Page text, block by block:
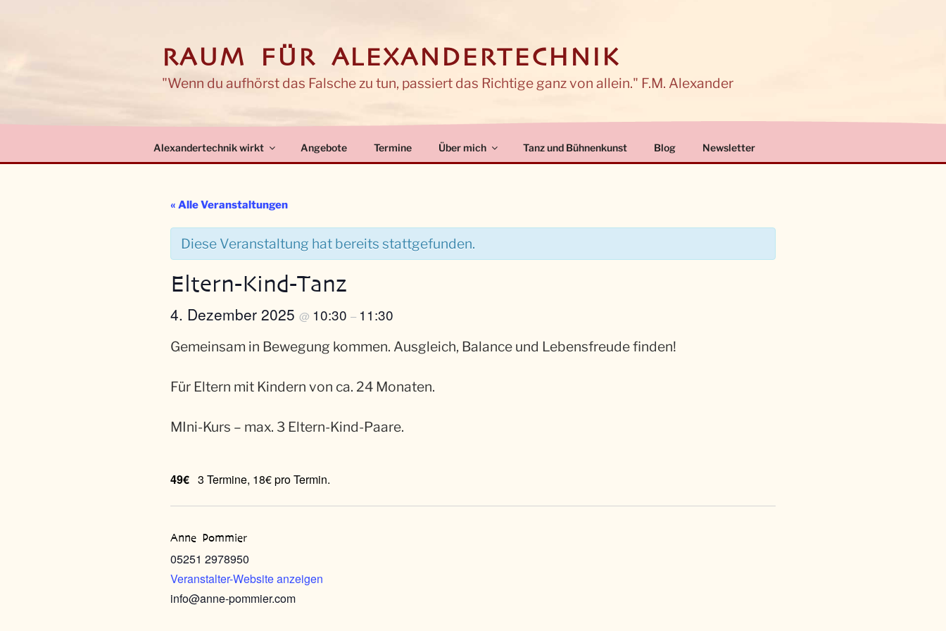
RAUM FÜR ALEXANDERTECHNIK
"Wenn du aufhörst das Falsche zu tun, passiert das Richtige ganz von allein." F.M. Alexander
Alexandertechnik wirkt Angebote Termine Über mich Tanz und Bühnenkunst Blog Newsletter
« Alle Veranstaltungen
Diese Veranstaltung hat bereits stattgefunden.
Eltern-Kind-Tanz
4. Dezember 2025 @ 10:30 – 11:30
Gemeinsam in Bewegung kommen. Ausgleich, Balance und Lebensfreude finden!
Für Eltern mit Kindern von ca. 24 Monaten.
MIni-Kurs – max. 3 Eltern-Kind-Paare.
49€ 3 Termine, 18€ pro Termin.
Anne Pommier
05251 2978950
Veranstalter-Website anzeigen
info@anne-pommier.com